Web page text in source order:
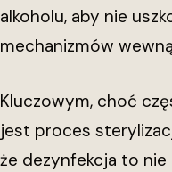
alkoholu, aby nie
mechanizmów
Kluczowym, choć
jest proces
że dezynfekcja to